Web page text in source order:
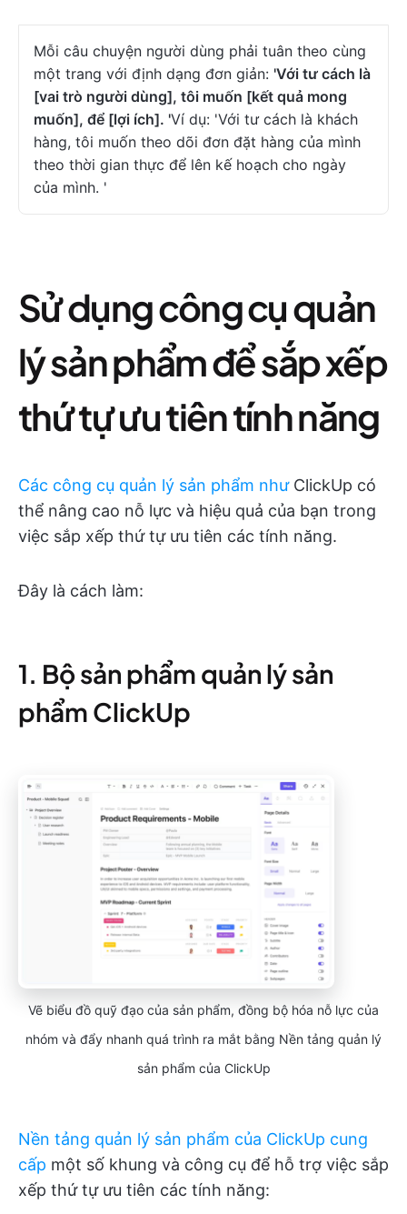
Mỗi câu chuyện người dùng phải tuân theo cùng
một trang với định dạng đơn giản: 'Với tư cách là
[vai trò người dùng], tôi muốn [kết quả mong
muốn], để [lợi ích]. 'Ví dụ: 'Với tư cách là khách
hàng, tôi muốn theo dõi đơn đặt hàng của mình
theo thời gian thực để lên kế hoạch cho ngày
của mình. '
Sử dụng công cụ quản
lý sản phẩm để sắp xếp
thứ tự ưu tiên tính năng
Các công cụ quản lý sản phẩm như ClickUp có
thể nâng cao nỗ lực và hiệu quả của bạn trong
việc sắp xếp thứ tự ưu tiên các tính năng.
Đây là cách làm:
1. Bộ sản phẩm quản lý sản
phẩm ClickUp
Vẽ biểu đồ quỹ đạo của sản phẩm, đồng bộ hóa nỗ lực của
nhóm và đẩy nhanh quá trình ra mắt bằng Nền tảng quản lý
sản phẩm của ClickUp
Nền tảng quản lý sản phẩm của ClickUp cung
cấp một số khung và công cụ để hỗ trợ việc sắp
xếp thứ tự ưu tiên các tính năng: